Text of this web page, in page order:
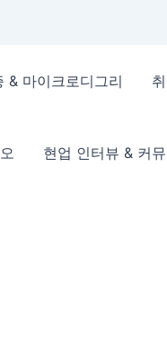
& 마이크로디그리
현업 인터뷰 & 커